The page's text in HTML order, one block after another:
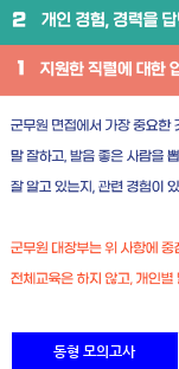
동형 모의고사